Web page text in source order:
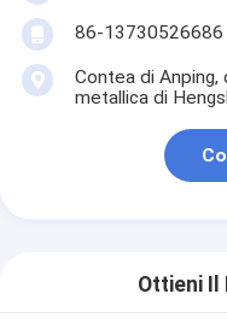
86-13730526686
Contea di
metallica di
Ottieni Il